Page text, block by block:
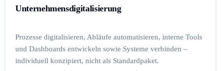
Unternehmensdigitalisierung
Prozesse digitalisieren, Abläufe automatisieren, interne Tools
und Dashboards entwickeln sowie Systeme verbinden –
individuell konzipiert, nicht als Standardpaket.